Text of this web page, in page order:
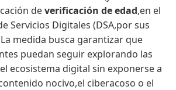
deverificación de edad,en el
Servicios Digitales (DSA,por sus
medida busca garantizar que
puedan seguir explorando las
ecosistema digital sin exponerse a
nocivo,el ciberacoso o el